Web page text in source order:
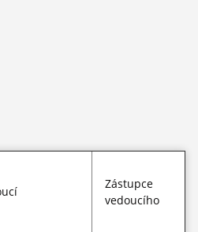
Zástupce
vedoucího